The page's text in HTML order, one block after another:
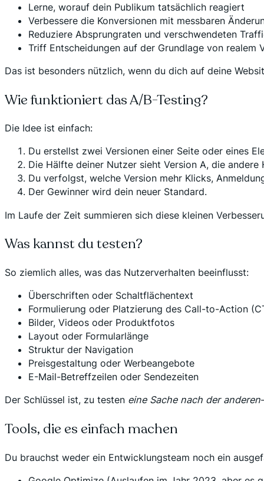
Lerne, worauf dein Publikum tatsächlich reagiert
Verbessere die Konversionen mit messbaren
Reduziere Absprungraten und verschwendeten
Triff Entscheidungen auf der Grundlage von realem
Das ist besonders nützlich, wenn du dich auf deine
Wie funktioniert das A/B-Testing?
Die Idee ist einfach:
Du erstellst zwei Versionen einer Seite oder eines
Die Hälfte deiner Nutzer sieht Version A, die andere
Du verfolgst, welche Version mehr Klicks,
Der Gewinner wird dein neuer Standard.
Im Laufe der Zeit summieren sich diese kleinen
Was kannst du testen?
So ziemlich alles, was das Nutzerverhalten beeinflusst:
Überschriften oder Schaltflächentext
Formulierung oder Platzierung des Call-to-Action
Bilder, Videos oder Produktfotos
Layout oder Formularlänge
Struktur der Navigation
Preisgestaltung oder Werbeangebote
E-Mail-Betreffzeilen oder Sendezeiten
Der Schlüssel ist, zu testen eine Sache nach der anderen
Tools, die es einfach machen
Du brauchst weder ein Entwicklungsteam noch ein